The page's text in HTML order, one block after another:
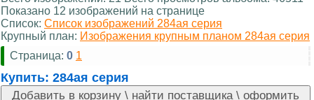
Показано 12 изображений на странице
Список: Список изображений 284ая серия
Крупный план: Изображения крупным планом 284ая серия
Страница: 0 1
Купить: 284ая серия